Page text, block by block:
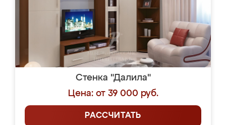
Стенка "Далила"
Цена: от 39 000 руб.
РАССЧИТАТЬ